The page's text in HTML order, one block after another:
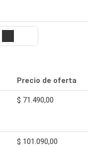
Precio de oferta
$ 71.490,00
$ 101.090,00